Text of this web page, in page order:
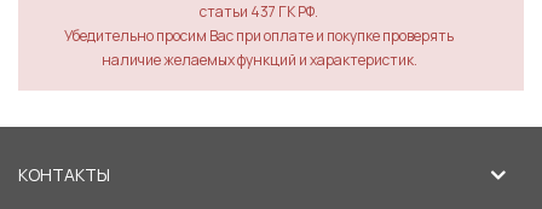
статьи 437 ГК РФ.
Убедительно просим Вас при оплате и покупке проверять
наличие желаемых функций и характеристик.
КОНТАКТЫ